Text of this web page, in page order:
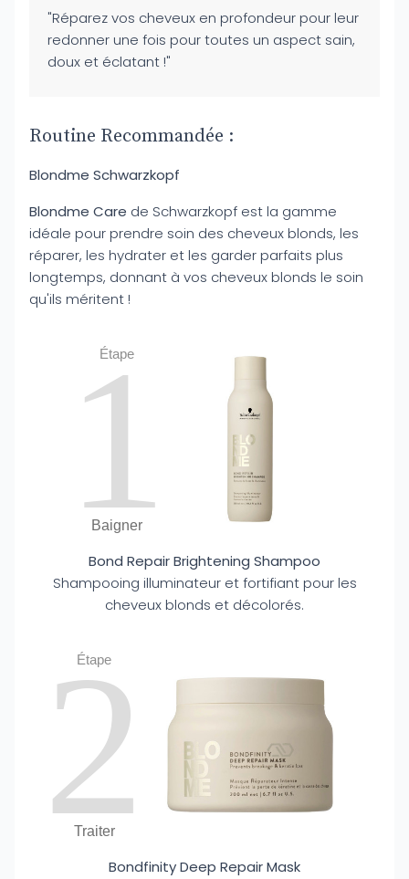
"Réparez vos cheveux en profondeur pour leur
redonner une fois pour toutes un aspect sain,
doux et éclatant !"
Routine Recommandée :
Blondme Schwarzkopf
Blondme Care de Schwarzkopf est la gamme
idéale pour prendre soin des cheveux blonds, les
réparer, les hydrater et les garder parfaits plus
longtemps, donnant à vos cheveux blonds le soin
qu'ils méritent !
Étape
1
Baigner
Bond Repair Brightening Shampoo
Shampooing illuminateur et fortifiant pour les
cheveux blonds et décolorés.
Étape
2
Traiter
Bondfinity Deep Repair Mask